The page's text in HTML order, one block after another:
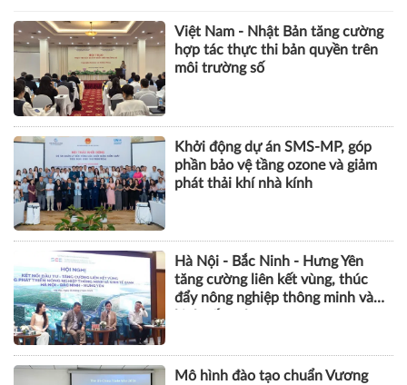
Việt Nam - Nhật Bản tăng cường
hợp tác thực thi bản quyền trên
môi trường số
Khởi động dự án SMS-MP, góp
phần bảo vệ tầng ozone và giảm
phát thải khí nhà kính
Hà Nội - Bắc Ninh - Hưng Yên
tăng cường liên kết vùng, thúc
đẩy nông nghiệp thông minh và
Mô hình đào tạo chuẩn Vương